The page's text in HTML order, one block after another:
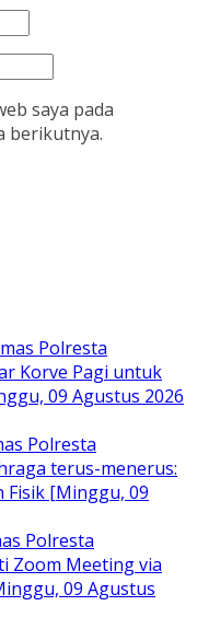
saya pada
berikutnya.
Polresta
Korve Pagi untuk
09 Agustus 2026
Polresta
terus-menerus:
[Minggu, 09
Polresta
Zoom Meeting via
09 Agustus